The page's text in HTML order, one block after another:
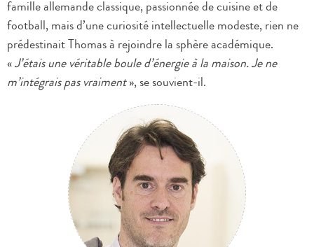
famille allemande classique, passionnée de cuisine et de
football, mais d’une curiosité intellectuelle modeste, rien ne
prédestinait Thomas à rejoindre la sphère académique.
«J’étais une véritable boule d’énergie à la maison. Je ne
m’intégrais pas vraiment», se souvient-il.